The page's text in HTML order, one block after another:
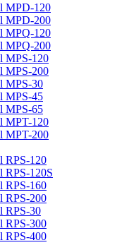
MPD-120
MPD-200
MPQ-120
MPQ-200
MPS-120
MPS-200
MPS-30
MPS-45
MPS-65
MPT-120
MPT-200
RPS-120
RPS-120S
RPS-160
RPS-200
RPS-30
RPS-300
RPS-400